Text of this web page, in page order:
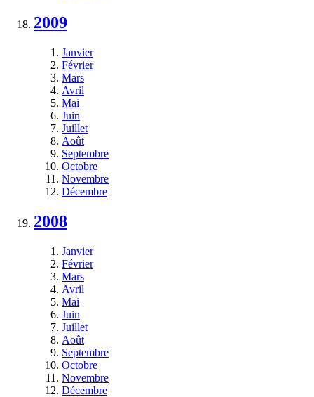
2009
Janvier
Février
Mars
Avril
Mai
Juin
Juillet
Août
Septembre
Octobre
Novembre
Décembre
2008
Janvier
Février
Mars
Avril
Mai
Juin
Juillet
Août
Septembre
Octobre
Novembre
Décembre